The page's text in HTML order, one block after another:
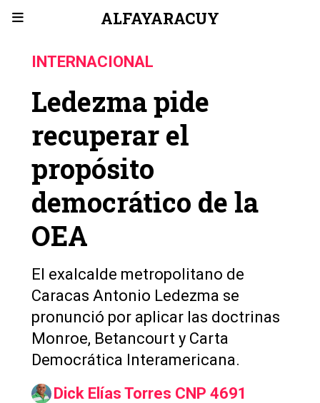
ALFAYARACUY
Ledezma pide
recuperar el
propósito
democrático de la
OEA
️El exalcalde metropolitano de
Caracas Antonio Ledezma se
pronunció por aplicar las doctrinas
Monroe, Betancourt y Carta
Democrática Interamericana.
INTERNACIONAL
Dick Elías Torres CNP 4691